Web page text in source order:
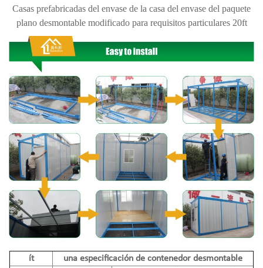
Casas prefabricadas del envase de la casa del envase del paquete
plano desmontable modificado para requisitos particulares 20ft
ít una especificación de contenedor desmontable